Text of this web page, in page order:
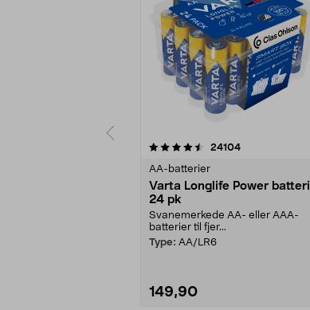
24104anmeldelser
AA-batterier
Varta Longlife Power batteri
24 pk
Svanemerkede AA- eller AAA-
batterier til fjer...
Type: AA/LR6
149,90
4.5av 5 stjerner